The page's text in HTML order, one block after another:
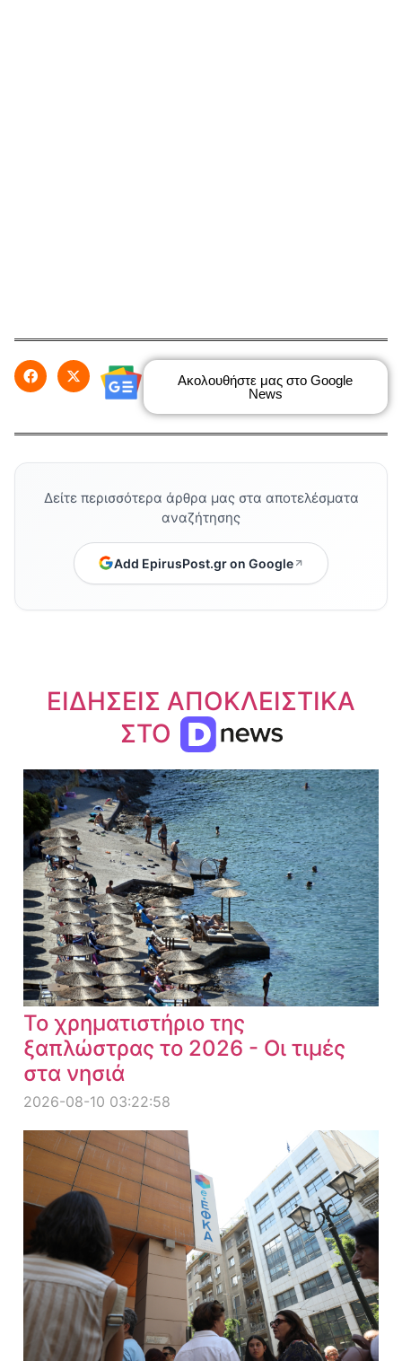
Ακολουθήστε μας στο Google
News
Δείτε περισσότερα άρθρα μας στα αποτελέσματα
αναζήτησης
Add EpirusPost.gr on Google
ΕΙΔΗΣΕΙΣ ΑΠΟΚΛΕΙΣΤΙΚΑ
ΣΤΟ
Το χρηματιστήριο της
ξαπλώστρας το 2026 - Οι τιμές
στα νησιά
2026-08-10 03:22:58